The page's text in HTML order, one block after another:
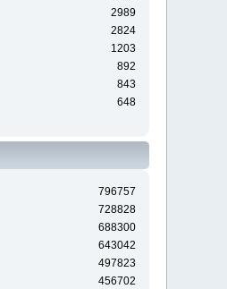
2989
2824
1203
892
843
648
796757
728828
688300
643042
497823
456702